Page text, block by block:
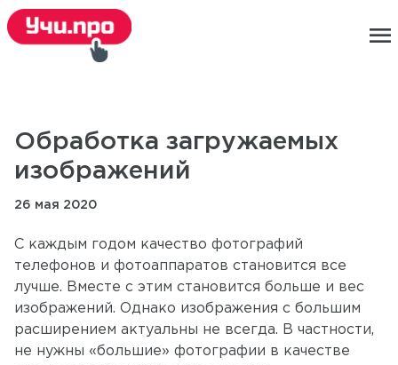
menu
Обработка загружаемых
изображений
26 мая 2020
С каждым годом качество фотографий
телефонов и фотоаппаратов становится все
лучше. Вместе с этим становится больше и вес
изображений. Однако изображения с большим
расширением актуальны не всегда. В частности,
не нужны «большие» фотографии в качестве